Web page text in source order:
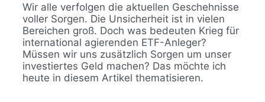
Wir alle verfolgen die aktuellen Geschehnisse
voller Sorgen. Die Unsicherheit ist in vielen
Bereichen groß. Doch was bedeuten Krieg für
international agierenden ETF-Anleger?
Müssen wir uns zusätzlich Sorgen um unser
investiertes Geld machen? Das möchte ich
heute in diesem Artikel thematisieren.